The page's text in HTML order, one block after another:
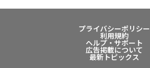
プライバシーポリシー
利用規約
ヘルプ・サポート
広告掲載について
最新トピックス